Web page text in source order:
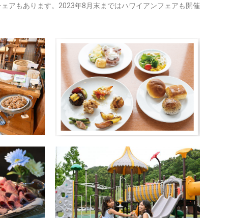
アもあります。2023年8月末まではハワイアンフェアも開催